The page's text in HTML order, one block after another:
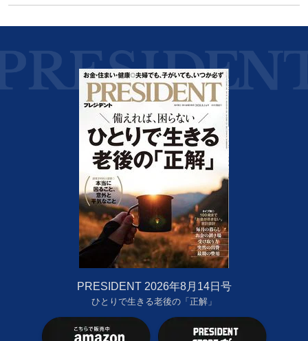
PRESIDENT 2026年8月14日号
ひとりで生きる老後の「正解」